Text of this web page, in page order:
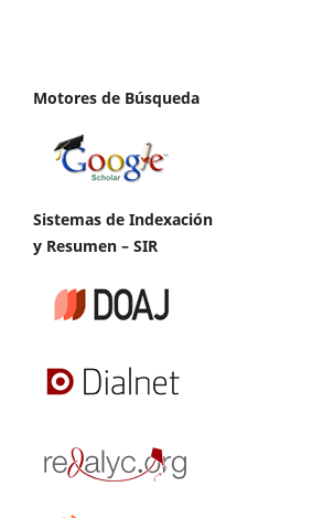
Motores de Búsqueda
Sistemas de Indexación
y Resumen – SIR